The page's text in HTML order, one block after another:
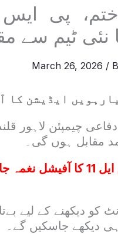
نئی ٹیم سے
March 26, 2026 /
ایڈیشن کا
چیمپئن لاہور
مد مقابل ہوں گی۔
ایچ بی ایل پی ایس ایل 11
کو دیکھنے کے لیے
ہی دیکھے جاسکیں گے۔